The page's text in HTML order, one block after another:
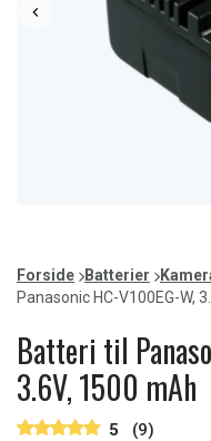
of
3
Forside Batterier
Panasonic HC-V100EG-W,
Batteri til
3.6V, 1500 mAh
5 (9)